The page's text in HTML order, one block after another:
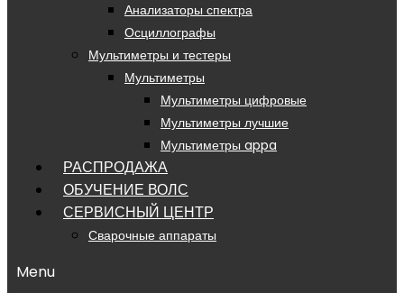
Анализаторы спектра
Осциллографы
Мультиметры и тестеры
Мультиметры
Мультиметры цифровые
Мультиметры лучшие
Мультиметры appa
РАСПРОДАЖА
ОБУЧЕНИЕ ВОЛС
СЕРВИСНЫЙ ЦЕНТР
Сварочные аппараты
Menu